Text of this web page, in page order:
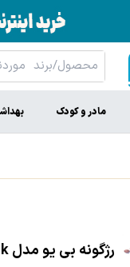
مادر و کودک
رژگونه بی یو مدل Catwalk